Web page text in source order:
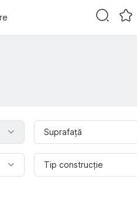
Suprafaţă
Tip construcție